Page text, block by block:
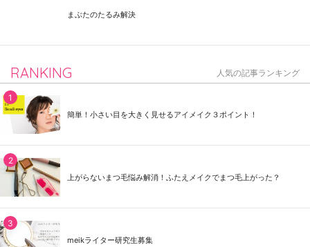
まぶたのたるみ解決
RANKING 人気の記事ランキング
簡単！小さい目を大きく見せるアイメイク３ポイント！
上がらないまつ毛悩み解消！ふたえメイクでまつ毛上がった？
meikライター研究生募集